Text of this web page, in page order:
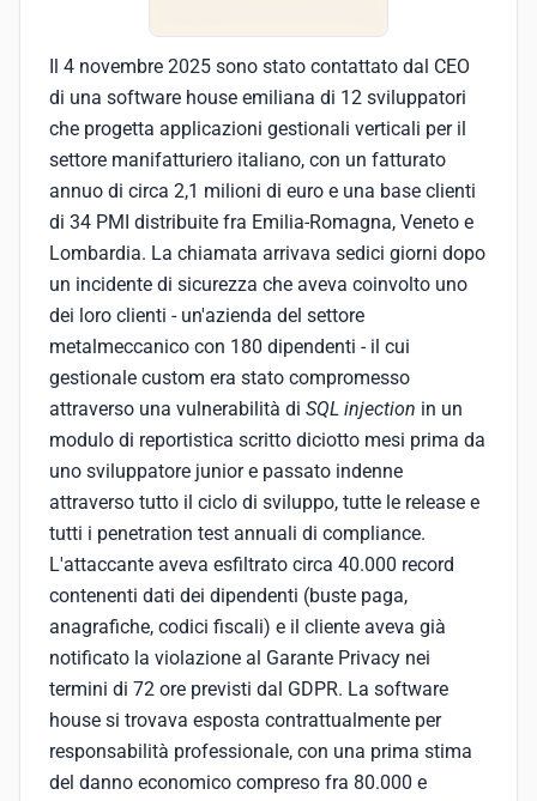
Il 4 novembre 2025 sono stato contattato dal CEO
di una software house emiliana di 12 sviluppatori
che progetta applicazioni gestionali verticali per il
settore manifatturiero italiano, con un fatturato
annuo di circa 2,1 milioni di euro e una base clienti
di 34 PMI distribuite fra Emilia-Romagna, Veneto e
Lombardia. La chiamata arrivava sedici giorni dopo
un incidente di sicurezza che aveva coinvolto uno
dei loro clienti - un'azienda del settore
metalmeccanico con 180 dipendenti - il cui
gestionale custom era stato compromesso
attraverso una vulnerabilità di SQL injection in un
modulo di reportistica scritto diciotto mesi prima da
uno sviluppatore junior e passato indenne
attraverso tutto il ciclo di sviluppo, tutte le release e
tutti i penetration test annuali di compliance.
L'attaccante aveva esfiltrato circa 40.000 record
contenenti dati dei dipendenti (buste paga,
anagrafiche, codici fiscali) e il cliente aveva già
notificato la violazione al Garante Privacy nei
termini di 72 ore previsti dal GDPR. La software
house si trovava esposta contrattualmente per
responsabilità professionale, con una prima stima
del danno economico compreso fra 80.000 e